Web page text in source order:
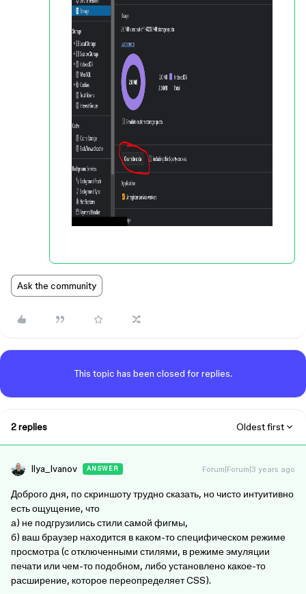
Ask the community
This topic has been closed for replies.
2 replies Oldest first
Ilya_Ivanov ANSWER Forum|Forum|3 years ago
Доброго дня, по скриншоту трудно сказать, но чисто интуитивно
есть ощущение, что
а) не подгрузились стили самой фигмы,
б) ваш браузер находится в каком-то специфическом режиме
просмотра (с отключенными стилями, в режиме эмуляции
печати или чем-то подобном, либо установлено какое-то
расширение, которое переопределяет CSS).